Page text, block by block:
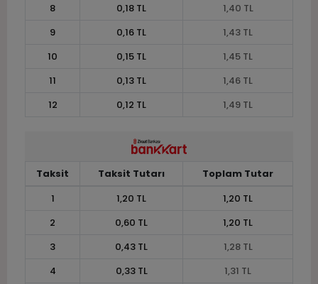
8
0,18 TL
1,40 TL
9
0,16 TL
1,43 TL
10
0,15 TL
1,45 TL
11
0,13 TL
1,46 TL
12
0,12 TL 1,49 TL
Taksit Taksit Tutarı
Toplam Tutar
1
1,20 TL
1,20 TL
2
0,60 TL
1,20 TL
3
0,43 TL
1,28 TL
4
0,33 TL
1,31 TL